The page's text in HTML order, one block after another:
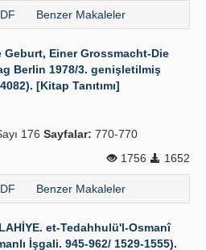
Benzer Makaleler
Geburt, Einer Grossmacht-Die
Berlin 1978/3. genişletilmiş
[Kitap Tanıtımı]
176 Sayfalar: 770-770
1756
1652
Benzer Makaleler
et-Tedahhulü'l-Osmanî
İşgali. 945-962/ 1529-1555).